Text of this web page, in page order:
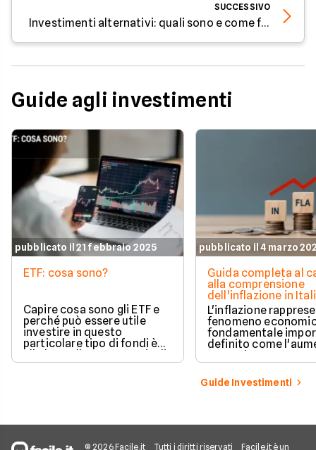
SUCCESSIVO
Investimenti alternativi: quali sono e come funzionano
Guide agli investimenti
pubblicato il 21 febbraio 2025
ETF: cosa sono?
Capire cosa sono gli ETF e
perché può essere utile
investire in questo
particolare tipo di fondi è
alla base di una strategia di
investimento profittevole.
pubblicato il 4 marzo
Guida completa al
alla comprensione
dell'inflazione in
L'inflazione
fenomeno
fondamentale
definito come
generale e
prezzi dei beni e dei
in un'economia.
Guide Investimenti
© 2026 Facile.it Tutti i diritti riservati
Facile.it è un